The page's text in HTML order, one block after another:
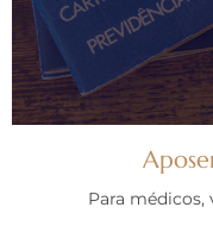
Para médicos,